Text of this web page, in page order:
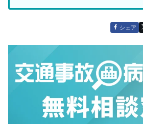
交通事故の記事は、治療や通院、費用
に誤りのない内容であることを前提
るような記事づくりを大切にしていま
②分かりやすい記事を作成する上で、
理学療法士として現場にいた頃、患者
伝わらないことがありました。専門家
シェア